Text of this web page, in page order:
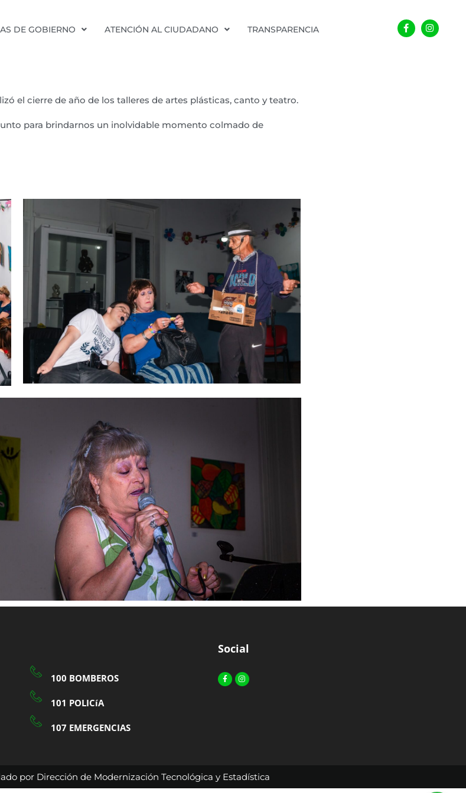
DE GOBIERNO ATENCIÓN AL CIUDADANO TRANSPARENCIA
Facebook-
f
el cierre de año de los talleres de artes plásticas, canto y teatro.
para brindarnos un inolvidable momento colmado de
100 BOMBEROS
101 POLICíA
107 EMERGENCIAS
Social
Facebook-
f
Instagram
por Dirección de Modernización Tecnológica y Estadística